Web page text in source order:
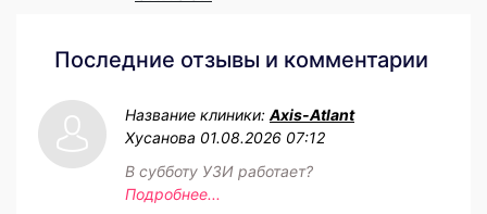
Последние отзывы и комментарии
Название клиники: Axis-Atlant
Хусанова 01.08.2026 07:12
В субботу УЗИ работает?
Подробнее...